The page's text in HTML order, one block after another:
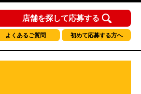
店舗を探して応募する
よくあるご質問 初めて応募する方へ